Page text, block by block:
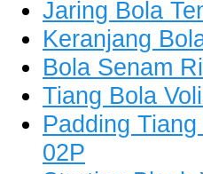
Jaring Bola
Keranjang
Bola Senam
Tiang Bola
Padding
02P